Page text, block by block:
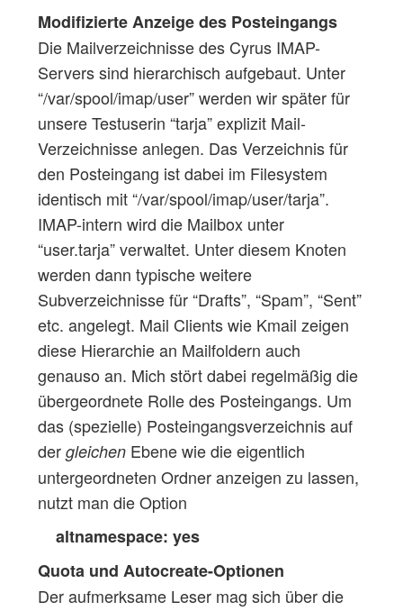
Modifizierte Anzeige des Posteingangs
Die Mailverzeichnisse des Cyrus IMAP-
Servers sind hierarchisch aufgebaut. Unter
“/var/spool/imap/user” werden wir später für
unsere Testuserin “tarja” explizit Mail-
Verzeichnisse anlegen. Das Verzeichnis für
den Posteingang ist dabei im Filesystem
identisch mit “/var/spool/imap/user/tarja”.
IMAP-intern wird die Mailbox unter
“user.tarja” verwaltet. Unter diesem Knoten
werden dann typische weitere
Subverzeichnisse für “Drafts”, “Spam”, “Sent”
etc. angelegt. Mail Clients wie Kmail zeigen
diese Hierarchie an Mailfoldern auch
genauso an. Mich stört dabei regelmäßig die
übergeordnete Rolle des Posteingangs. Um
das (spezielle) Posteingangsverzeichnis auf
der gleichenEbene wie die eigentlich
untergeordneten Ordner anzeigen zu lassen,
nutzt man die Option
altnamespace: yes
Quota und Autocreate-Optionen
Der aufmerksame Leser mag sich über die